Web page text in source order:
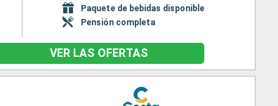
Paquete de bebidas disponible
Pensión completa
VER LAS OFERTAS